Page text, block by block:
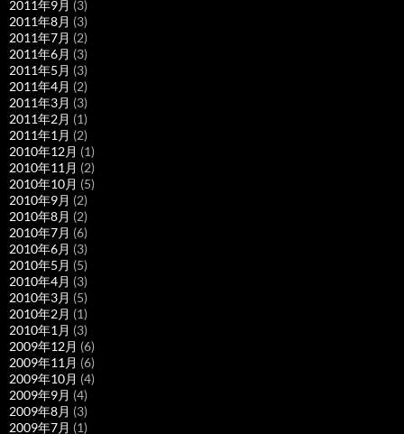
2011年9月 (3)
2011年8月 (3)
2011年7月 (2)
2011年6月 (3)
2011年5月 (3)
2011年4月 (2)
2011年3月 (3)
2011年2月 (1)
2011年1月 (2)
2010年12月 (1)
2010年11月 (2)
2010年10月 (5)
2010年9月 (2)
2010年8月 (2)
2010年7月 (6)
2010年6月 (3)
2010年5月 (5)
2010年4月 (3)
2010年3月 (5)
2010年2月 (1)
2010年1月 (3)
2009年12月 (6)
2009年11月 (6)
2009年10月 (4)
2009年9月 (4)
2009年8月 (3)
2009年7月 (1)